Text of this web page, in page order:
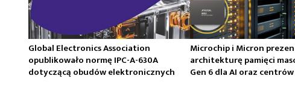
Global Electronics Association
opublikowało normę IPC-A-630A
dotyczącą obudów elektronicznych
Microchip i Micron
architekturę pamięci
Gen 6 dla AI oraz